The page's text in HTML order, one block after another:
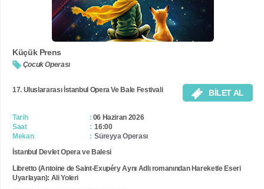
Küçük Prens
Çocuk Operası
BİLET AL
Tarih
06 Haziran 2026
Saat
16:00
Mekan
Süreyya Operası
17. Uluslararası İstanbul Opera Ve Bale Festivali
İstanbul Devlet Opera ve Balesi
Libretto (Antoine de Saint-Exupéry Aynı Adlı romanından Hareketle Eseri
Uyarlayan): Ali Yoleri